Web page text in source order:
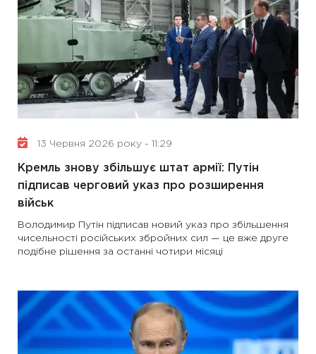
13 Червня 2026 року - 11:29
Кремль знову збільшує штат армії: Путін
підписав черговий указ про розширення
військ
Володимир Путін підписав новий указ про збільшення
чисельності російських збройних сил — це вже друге
подібне рішення за останні чотири місяці